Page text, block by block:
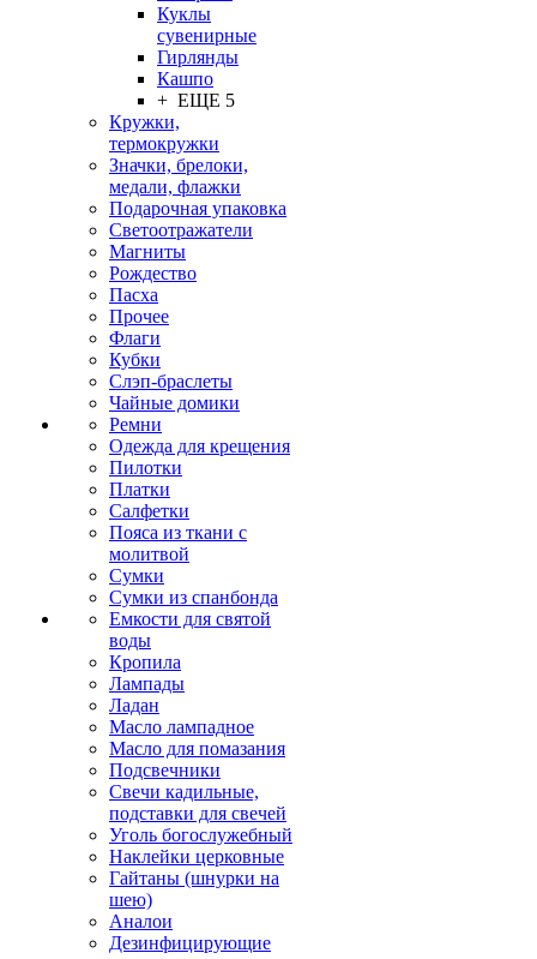
Куклы
сувенирные
Гирлянды
Кашпо
+ ЕЩЕ 5
Кружки,
термокружки
Значки, брелоки,
медали, флажки
Подарочная упаковка
Светоотражатели
Магниты
Рождество
Пасха
Прочее
Флаги
Кубки
Слэп-браслеты
Чайные домики
Ремни
Одежда для крещения
Пилотки
Платки
Салфетки
Пояса из ткани с
молитвой
Сумки
Сумки из спанбонда
Емкости для святой
воды
Кропила
Лампады
Ладан
Масло лампадное
Масло для помазания
Подсвечники
Свечи кадильные,
подставки для свечей
Уголь богослужебный
Наклейки церковные
Гайтаны (шнурки на
шею)
Аналои
Дезинфицирующие